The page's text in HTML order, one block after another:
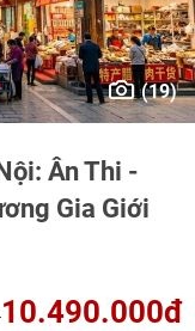
(19)
Ân Thi -
Gia Giới
10.490.000đ